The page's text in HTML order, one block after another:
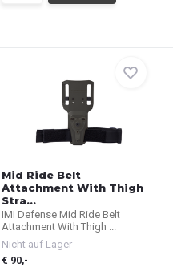
Mid Ride Belt
Attachment With Thigh
Stra...
IMI Defense Mid Ride Belt
Attachment With Thigh ...
Nicht auf Lager
€ 90,-